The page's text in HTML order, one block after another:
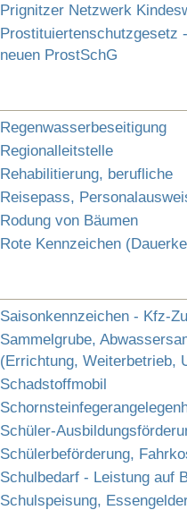
Prignitzer Netzwerk
Prostituiertenschutzgesetz
neuen ProstSchG
Regenwasserbeseitigung
Regionalleitstelle
Rehabilitierung, berufliche
Reisepass,
Rodung von Bäumen
Rote Kennzeichen
Saisonkennzeichen - Kfz-
Sammelgrube,
(Errichtung, Weiterbetrieb,
Schadstoffmobil
Schüler-
Schülerbeförderung,
Schulbedarf - Leistung auf
Schulspeisung,